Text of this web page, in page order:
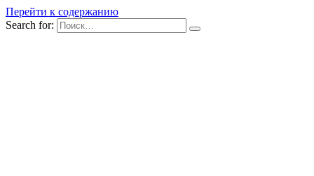
Перейти к содержанию
Search for: